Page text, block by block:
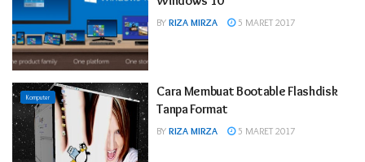
BY RIZA MIRZA 5 MARET 2017
Komputer
Cara Membuat Bootable Flashdisk
Tanpa Format
BY RIZA MIRZA 5 MARET 2017